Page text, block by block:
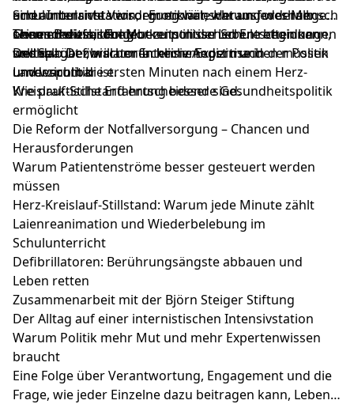
und ambulante Versorgung wünscht und weshalb
Gesundheitsbildung bereits in der Schule beginnen
sollte.
Schulunterrichts wird. Er erklärt, warum jeder Mensch
ohne medizinische Vorkenntnisse Leben retten kann,
weshalb Defibrillatoren keine Angst machen müssen
und warum die ersten Minuten nach einem Herz-
Kreislauf-Stillstand entscheidend sind.
einer Intensivstation, emotionale Herausforderungen
seines Berufs, den Mut zu politischen Entscheidungen
und darüber, warum fachliche Expertise in der Politik
unverzichtbar ist.
Themen dieser Folge:
Der Spagat zwischen Intensivmedizin und
Landespolitik
Wie praktische Erfahrung bessere Gesundheitspolitik
ermöglicht
Die Reform der Notfallversorgung – Chancen und
Herausforderungen
Warum Patientenströme besser gesteuert werden
müssen
Herz-Kreislauf-Stillstand: Warum jede Minute zählt
Laienreanimation und Wiederbelebung im
Schulunterricht
Defibrillatoren: Berührungsängste abbauen und
Leben retten
Zusammenarbeit mit der Björn Steiger Stiftung
Der Alltag auf einer internistischen Intensivstation
Warum Politik mehr Mut und mehr Expertenwissen
braucht
Eine Folge über Verantwortung, Engagement und die
Frage, wie jeder Einzelne dazu beitragen kann, Leben